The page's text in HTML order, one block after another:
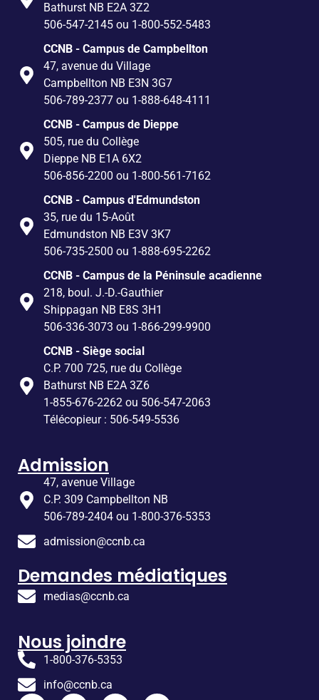
Bathurst NB E2A 3Z2
506-547-2145 ou 1-800-552-5483
CCNB - Campus de Campbellton
47, avenue du Village
Campbellton NB E3N 3G7
506-789-2377 ou 1-888-648-4111
CCNB - Campus de Dieppe
505, rue du Collège
Dieppe NB E1A 6X2
506-856-2200 ou 1-800-561-7162
CCNB - Campus d'Edmundston
35, rue du 15-Août
Edmundston NB E3V 3K7
506-735-2500 ou 1-888-695-2262
CCNB - Campus de la Péninsule acadienne
218, boul. J.-D.-Gauthier
Shippagan NB E8S 3H1
506-336-3073 ou 1-866-299-9900
CCNB - Siège social
C.P. 700 725, rue du Collège
Bathurst NB E2A 3Z6
1-855-676-2262 ou 506-547-2063
Télécopieur : 506-549-5536
Admission
47, avenue Village
C.P. 309 Campbellton NB
506-789-2404 ou 1-800-376-5353
admission@ccnb.ca
Demandes médiatiques
medias@ccnb.ca
Nous joindre
1-800-376-5353
info@ccnb.ca